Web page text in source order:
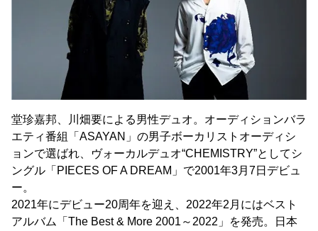
堂珍嘉邦、川畑要による男性デュオ。オーディションバラ
エティ番組「ASAYAN」の男子ボーカリストオーディシ
ョンで選ばれ、ヴォーカルデュオ“CHEMISTRY”としてシ
ングル「PIECES OF A DREAM」で2001年3月7日デビュ
ー。
2021年にデビュー20周年を迎え、2022年2月にはベスト
アルバム「The Best & More 2001～2022」を発売。日本